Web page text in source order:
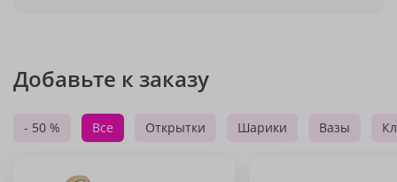
Добавьте к заказу
- 50 % Все Открытки Шарики Вазы